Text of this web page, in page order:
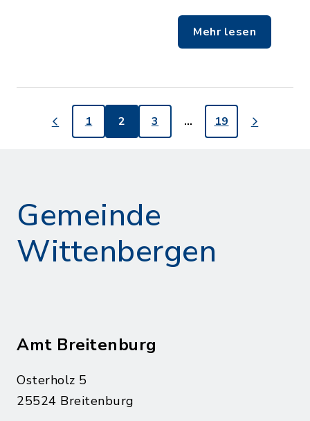
Mehr lesen
1 2 3 … 19
Gemeinde
Wittenbergen
Amt Breitenburg
Osterholz 5
25524 Breitenburg